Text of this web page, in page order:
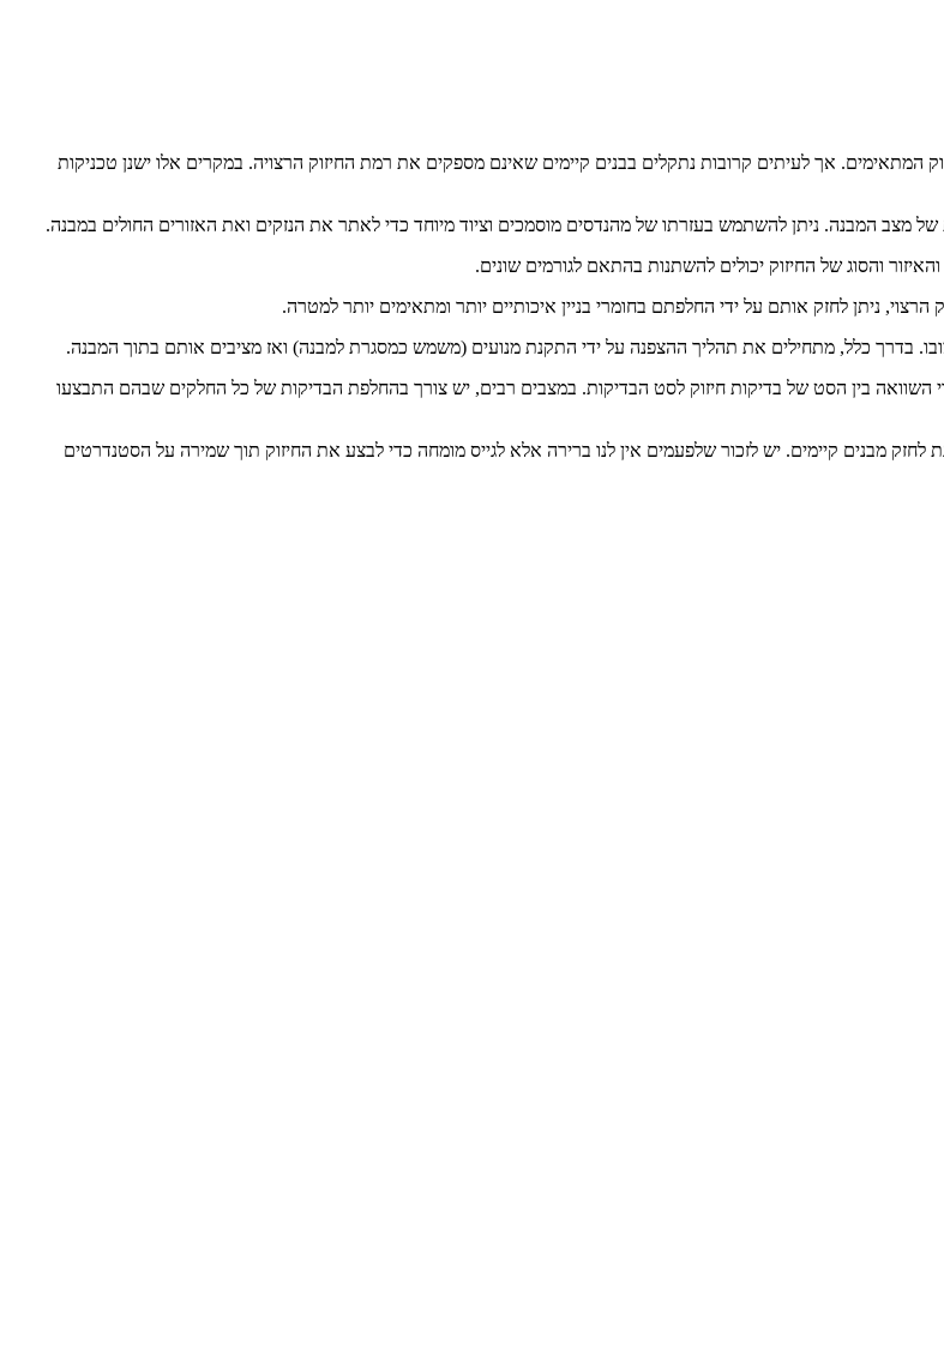
המתאימים. אך לעיתים קרובות נתקלים בבנים קיימים שאינם מספקים את רמת החיזוק הרצויה. במקרים אלו ישנן טכניקות
השוואה בין הסט של בדיקות חיזוק לסט הבדיקות. במצבים רבים, יש צורך בהחלפת הבדיקות של כל החלקים שבהם התבצעו
מבנים קיימים. יש לזכור שלפעמים אין לנו ברירה אלא לגייס מומחה כדי לבצע את החיזוק תוך שמירה על הסטנדרטים